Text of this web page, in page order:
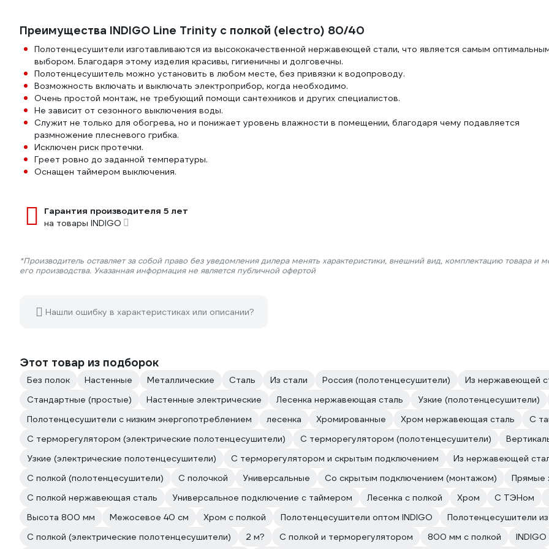
Преимущества INDIGO Line Trinity с полкой (electro) 80/40
Полотенцесушители изготавливаются из высококачественной нержавеющей стали, что является самым
выбором. Благодаря этому изделия красивы, гигиеничны и долговечны.
Полотенцесушитель можно установить в любом месте, без привязки к водопроводу.
Возможность включать и выключать электроприбор, когда необходимо.
Очень простой монтаж, не требующий помощи сантехников и других специалистов.
Не зависит от сезонного выключения воды.
Служит не только для обогрева, но и понижает уровень влажности в помещении, благодаря чему подавляется
размножение плесневого грибка.
Исключен риск протечки.
Греет ровно до заданной температуры.
Оснащен таймером выключения.
Гарантия производителя 5 лет
на товары INDIGO
*Производитель оставляет за собой право без уведомления дилера менять характеристики, внешний вид, комплектацию товара и
его производства. Указанная информация не является публичной офертой
Нашли ошибку в характеристиках или описании?
Этот товар из подборок
Без полок Настенные Металлические Сталь Из стали Россия (полотенцесушители) Из нержавеющей
Стандартные (простые)
Настенные электрические Лесенка нержавеющая сталь Узкие (полотенцесушители)
Полотенцесушители с низким энергопотреблением
лесенка Хромированные Хром нержавеющая сталь
С
С терморегулятором (электрические полотенцесушители)
С терморегулятором (полотенцесушители)
Узкие (электрические полотенцесушители)
С терморегулятором и скрытым подключением
Из нержавеющей
С полкой (полотенцесушители)
С полочкой Универсальные Со скрытым подключением (монтажом) Прямые
С полкой нержавеющая сталь
Универсальное подключение с таймером Лесенка с полкой Хром С ТЭНом
Высота 800 мм
Межосевое 40 см Хром с полкой Полотенцесушители оптом INDIGO
Полотенцесушители
С полкой (электрические полотенцесушители)
2 м? С полкой и терморегулятором 800 мм с полкой INDIGO